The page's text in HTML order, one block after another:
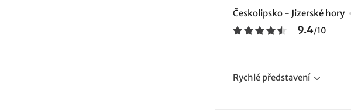
Českolipsko - Jizerské hory
9.4/10
Rychlé představení